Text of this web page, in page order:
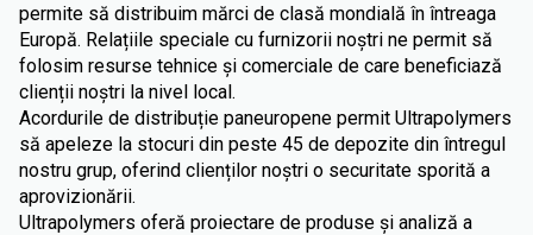
permite să distribuim mărci de clasă mondială în întreaga
Europă. Relațiile speciale cu furnizorii noștri ne permit să
folosim resurse tehnice și comerciale de care beneficiază
clienții noștri la nivel local.
Acordurile de distribuție paneuropene permit Ultrapolymers
să apeleze la stocuri din peste 45 de depozite din întregul
nostru grup, oferind clienților noștri o securitate sporită a
aprovizionării.
Ultrapolymers oferă proiectare de produse și analiză a